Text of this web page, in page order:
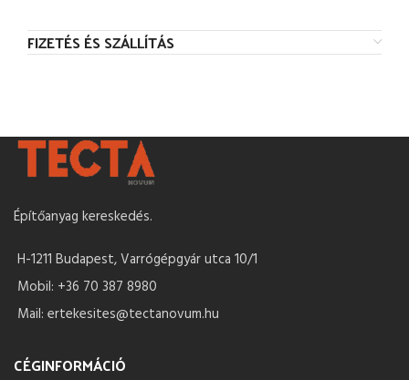
FIZETÉS ÉS SZÁLLÍTÁS
Építőanyag kereskedés.
H-1211 Budapest, Varrógépgyár utca 10/1
Mobil: +36 70 387 8980
Mail: ertekesites@tectanovum.hu
CÉGINFORMÁCIÓ